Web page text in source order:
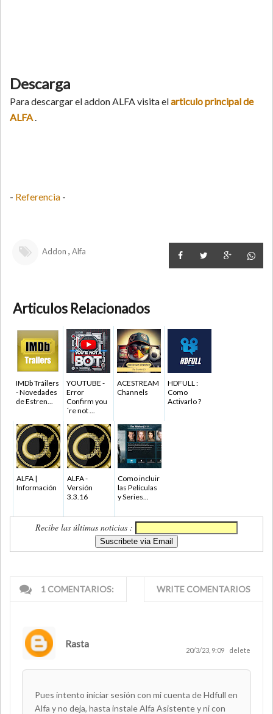
Descarga
Para descargar el addon ALFA visita elarticulo principal de
ALFA.
- Referencia -
Addon , Alfa
Articulos Relacionados
IMDb Tráilers
- Novedades
de Estren...
YOUTUBE -
Error
Confirm you
´re not ...
ACESTREAM
Channels
HDFULL :
Como
Activarlo ?
ALFA |
Información
ALFA -
Versión
3.3.16
Como incluir
las Películas
y Series...
Recibe las últimas noticias :
1 COMENTARIOS: WRITE COMENTARIOS
Rasta
20/3/23, 9:09 delete
Pues intento iniciar sesión con mi cuenta de Hdfull en
Alfa y no deja, hasta instale Alfa Asistente y ni con